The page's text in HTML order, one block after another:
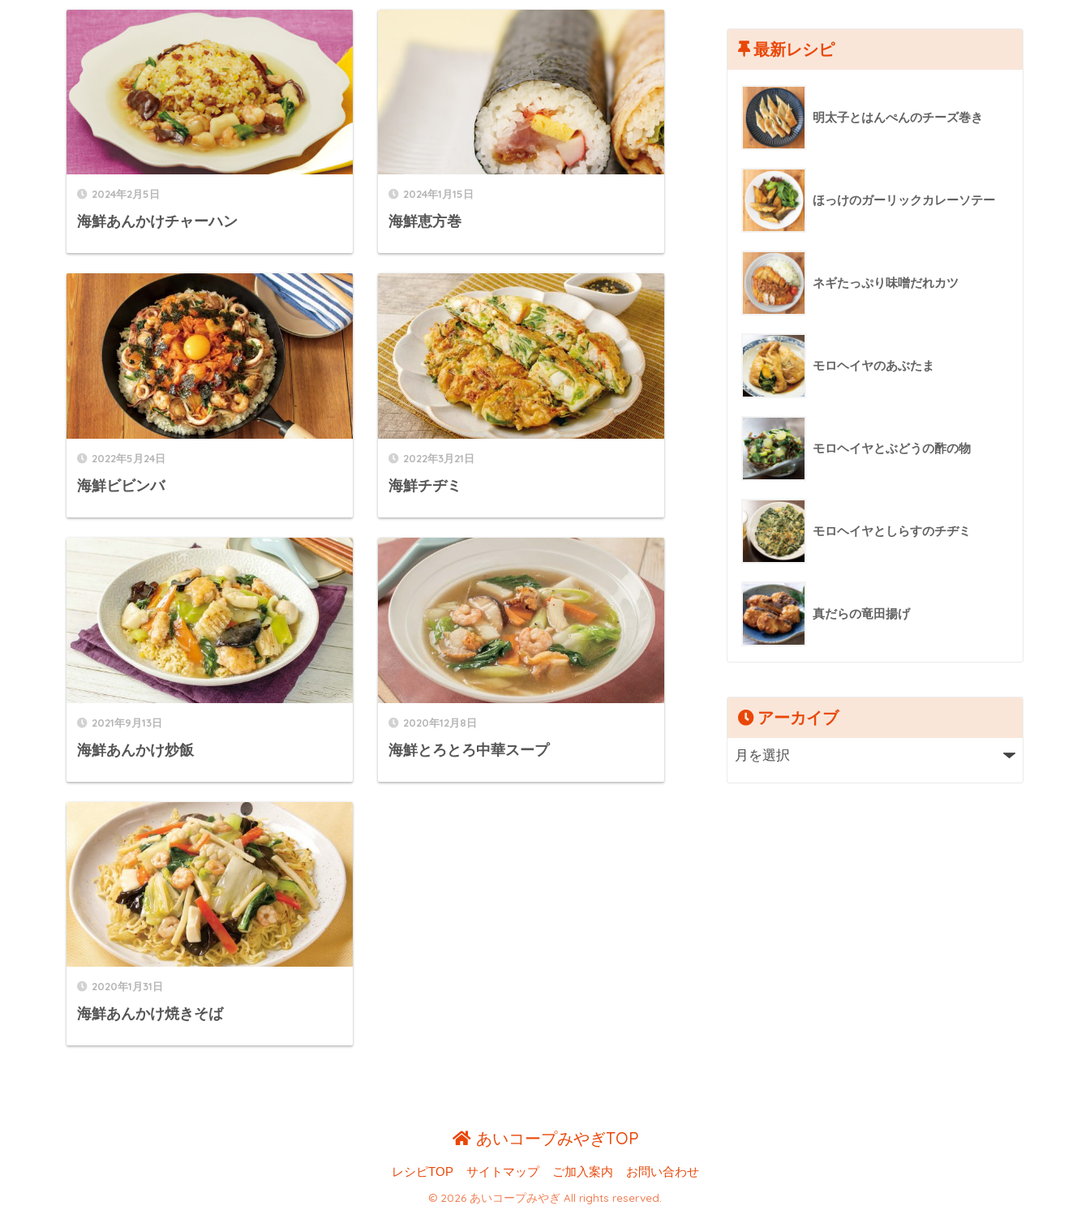
2024年2月5日
海鮮あんかけチャーハン
2024年1月15日
海鮮恵方巻
2022年5月24日
海鮮ビビンバ
2022年3月21日
海鮮チヂミ
2021年9月13日
海鮮あんかけ炒飯
2020年12月8日
海鮮とろとろ中華スープ
2020年1月31日
海鮮あんかけ焼きそば
最新レシピ
明太子とはんぺんのチーズ巻き
ほっけのガーリックカレーソテー
ネギたっぷり味噌だれカツ
モロヘイヤのあぶたま
モロヘイヤとぶどうの酢の物
モロヘイヤとしらすのチヂミ
真だらの竜田揚げ
アーカイブ
あいコープみやぎTOP
レシピTOP サイトマップ ご加入案内 お問い合わせ
© 2026 あいコープみやぎ All rights reserved.